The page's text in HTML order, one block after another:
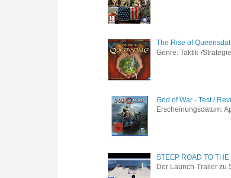
The Rise of
Genre: Taktik-/
God of War - Test /
Erscheinungsdatum:
STEEP ROAD TO
Der Launch-Trailer zu